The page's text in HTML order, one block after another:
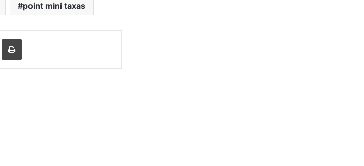
point mini taxas
via e-mail Imprimir